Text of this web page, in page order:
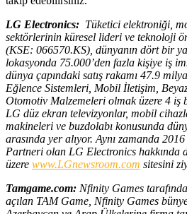
LG Electronics: Tüketici elektroniği,
sektörlerinin küresel lideri ve teknoloji
(KSE: 066570.KS), dünyanın dört bir
lokasyonda 75.000’den fazla kişiye iş
dünya çapındaki satış rakamı 47.9
Eğlence Sistemleri, Mobil İletişim,
Otomotiv Malzemeleri olmak üzere 4 iş
LG düz ekran televizyonlar, mobil
makineleri ve buzdolabı konusunda
arasında yer alıyor. Aynı zamanda
Partneri olan LG Electronics hakkında
üzere www.LGnewsroom.com sitesini
Tamgame.com: Nfinity Games
açılan TAM Game, Nfinity Games